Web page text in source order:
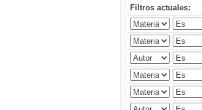
Filtros actuales: